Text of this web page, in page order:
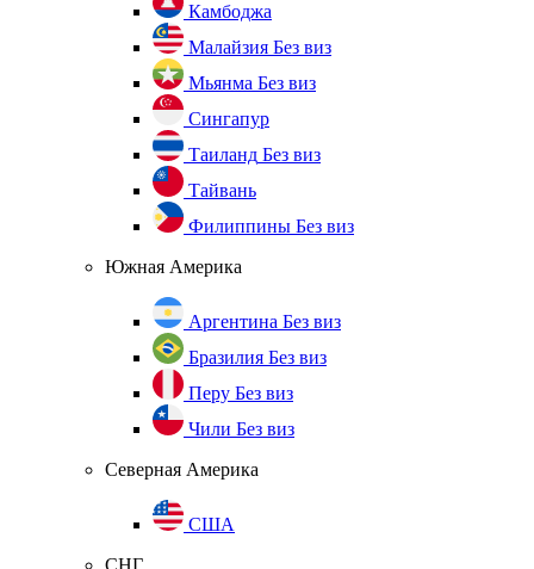
Камбоджа
Малайзия Без виз
Мьянма Без виз
Сингапур
Таиланд Без виз
Тайвань
Филиппины Без виз
Южная Америка
Аргентина Без виз
Бразилия Без виз
Перу Без виз
Чили Без виз
Северная Америка
США
СНГ